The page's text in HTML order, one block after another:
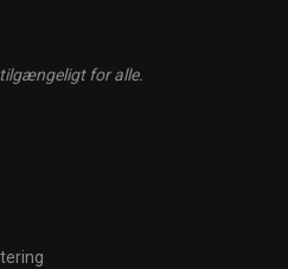
for alle.